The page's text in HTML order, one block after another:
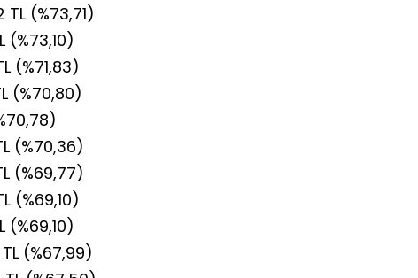
(%73,71)
(%73,10)
(%71,83)
(%70,80)
(%70,36)
(%69,77)
(%69,10)
(%69,10)
(%67,99)